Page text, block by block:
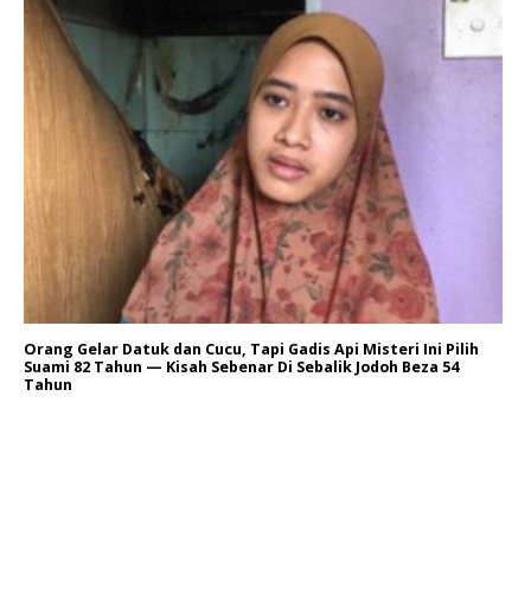
Orang Gelar Datuk dan Cucu, Tapi Gadis Api Misteri Ini Pilih
Suami 82 Tahun — Kisah Sebenar Di Sebalik Jodoh Beza 54
Tahun